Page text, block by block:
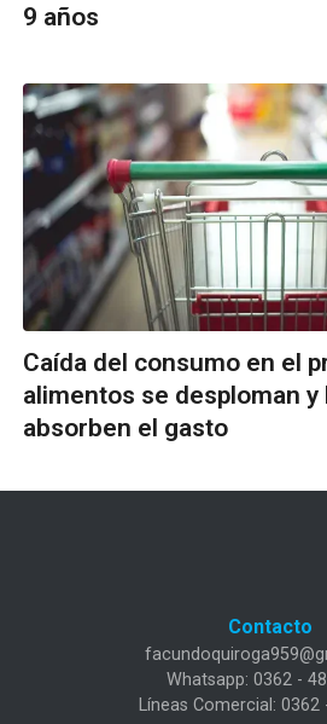
9 años
Caída del consumo en el
alimentos se desploman
absorben el gasto
Contacto
Whatsapp: 0362 -
Líneas Comercial: 0362